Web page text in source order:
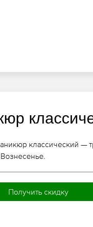
классический —
Получить скидку